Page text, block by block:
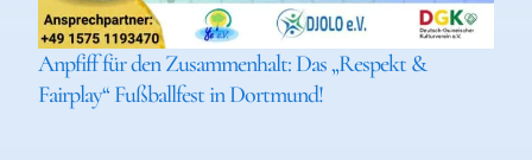
Anpfiff für den Zusammenhalt: Das „Respekt &
Fairplay“ Fußballfest in Dortmund!